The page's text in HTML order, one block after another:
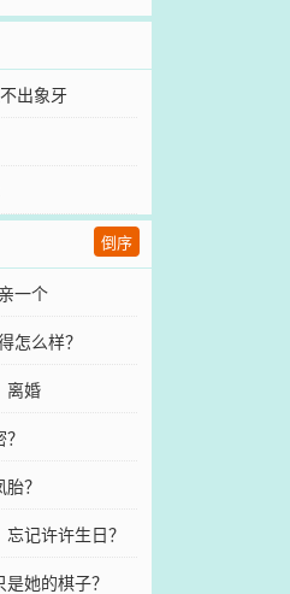
出象牙
倒序
一个
怎么样？
离婚
？
记许许生日？
她的棋子？